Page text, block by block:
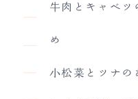
牛肉とキャベツ
め
小松菜とツナの